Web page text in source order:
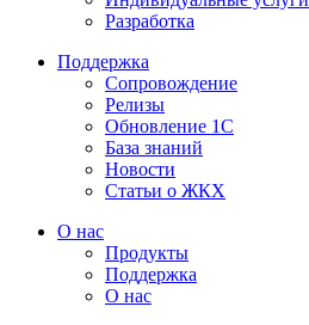
Разработка
Поддержка
Сопровождение
Релизы
Обновление 1С
База знаний
Новости
Статьи о ЖКХ
О нас
Продукты
Поддержка
О нас